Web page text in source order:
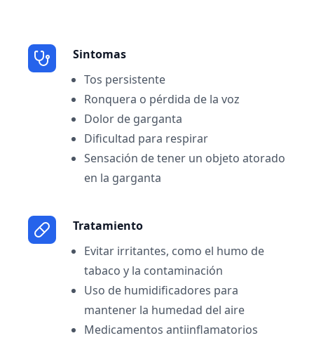
Sintomas
Tos persistente
Ronquera o pérdida de la voz
Dolor de garganta
Dificultad para respirar
Sensación de tener un objeto atorado
en la garganta
Tratamiento
Evitar irritantes, como el humo de
tabaco y la contaminación
Uso de humidificadores para
mantener la humedad del aire
Medicamentos antiinflamatorios